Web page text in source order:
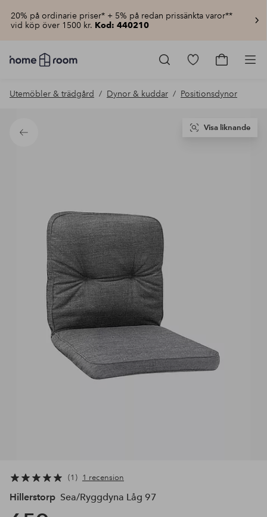
20% på ordinarie priser* + 5% på redan prissänkta varor**
vid köp över 1500 kr. Kod: 440210
Homeroom
–
hemmet
pris
Gå
produkter
Gå
Utemöbler & trädgård Dynor & kuddar Positionsdynor
Tillbaka
Visa liknande
1 1 recension
Hillerstorp Sea/Ryggdyna Låg 97